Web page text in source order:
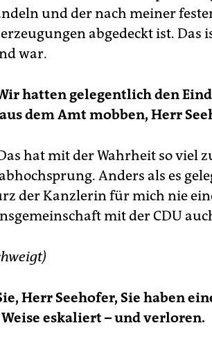
und der nach meiner
abgedeckt ist. Das
war.
hatten gelegentlich den
dem Amt mobben, Herr
hat mit der Wahrheit so viel
Anders als es
der Kanzlerin für mich nie
mit der CDU
Herr Seehofer, Sie haben
eskaliert – und verloren.